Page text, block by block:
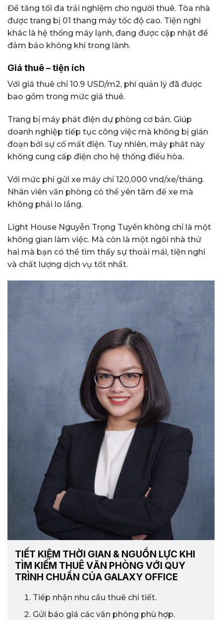
Để tăng tối đa trải nghiệm cho người thuê. Tòa nhà
được trang bị 01 thang máy tốc độ cao. Tiện nghi
khác là hệ thống máy lạnh, đang được cập nhật để
đảm bảo không khí trong lành.
Giá thuê – tiện ích
Với giá thuê chỉ 10.9 USD/m2, phí quản lý đã được
bao gồm trong mức giá thuê.
Trang bị máy phát điện dự phòng cơ bản. Giúp
doanh nghiệp tiếp tục công việc mà không bị gián
đoạn bởi sự cố mất điện. Tuy nhiên, máy phát này
không cung cấp điện cho hệ thống điều hòa.
Với mức phí gửi xe máy chỉ 120,000 vnd/xe/tháng.
Nhân viên văn phòng có thể yên tâm để xe mà
không phải lo lắng.
Light House Nguyễn Trọng Tuyển không chỉ là một
không gian làm việc. Mà còn là một ngôi nhà thứ
hai mà bạn có thể tìm thấy sự thoải mái, tiện nghi
và chất lượng dịch vụ tốt nhất.
TIẾT KIỆM THỜI GIAN & NGUỒN LỰC KHI
TÌM KIẾM THUÊ VĂN PHÒNG VỚI QUY
TRÌNH CHUẨN CỦA GALAXY OFFICE
Tiếp nhận nhu cầu thuê chi tiết.
Gửi báo giá các văn phòng phù hợp.